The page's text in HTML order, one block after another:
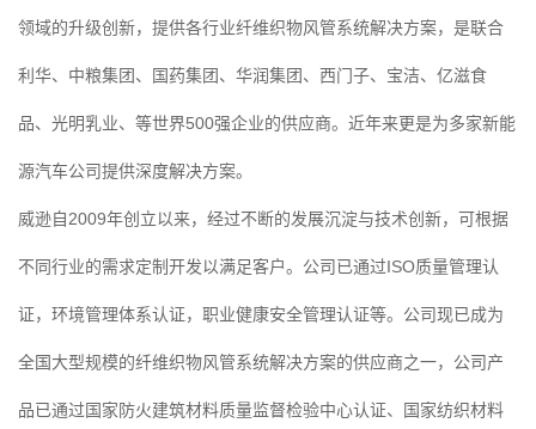
领域的升级创新，提供各行业纤维织物风管系统解决方案，是联合
利华、中粮集团、国药集团、华润集团、西门子、宝洁、亿滋食
品、光明乳业、等世界500强企业的供应商。近年来更是为多家新能
源汽车公司提供深度解决方案。
威逊自2009年创立以来，经过不断的发展沉淀与技术创新，可根据
不同行业的需求定制开发以满足客户。公司已通过ISO质量管理认
证，环境管理体系认证，职业健康安全管理认证等。公司现已成为
全国大型规模的纤维织物风管系统解决方案的供应商之一，公司产
品已通过国家防火建筑材料质量监督检验中心认证、国家纺织材料